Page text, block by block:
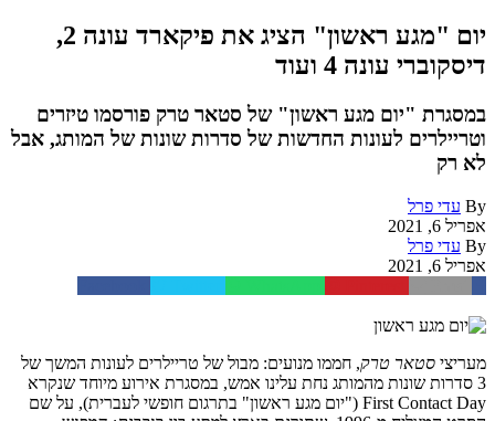
יום "מגע ראשון" הציג את פיקארד עונה 2,
דיסקוברי עונה 4 ועוד
במסגרת "יום מגע ראשון" של סטאר טרק פורסמו טיזרים
וטריילרים לעונות החדשות של סדרות שונות של המותג, אבל
לא רק
By עדי פרל
אפריל 6, 2021
By עדי פרל
אפריל 6, 2021
מעריצי סטאר טרק, חממו מנועים: מבול של טריילרים לעונות המשך של
3 סדרות שונות מהמותג נחת עלינו אמש, במסגרת אירוע מיוחד שנקרא
First Contact Day ("יום מגע ראשון" בתרגום חופשי לעברית), על שם